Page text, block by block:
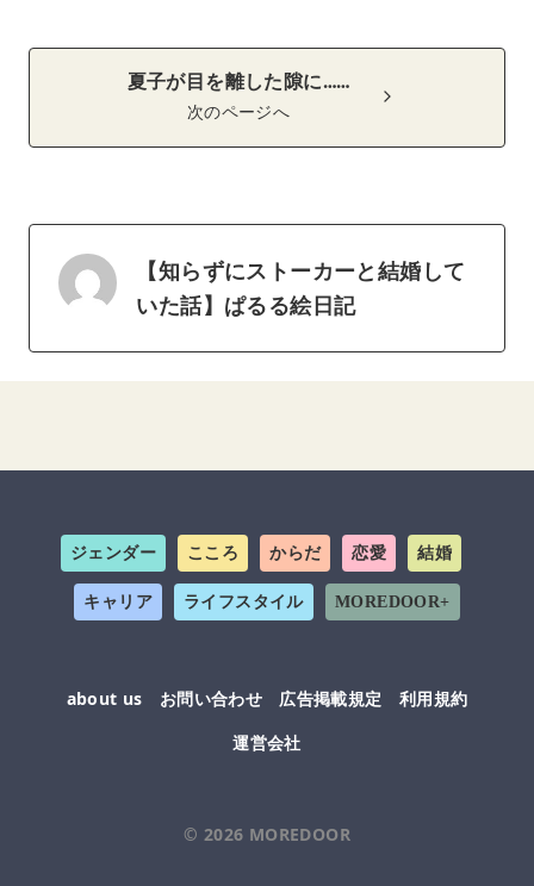
夏子が目を離した隙に……
次のページへ
【知らずにストーカーと結婚して
いた話】ぱるる絵日記
ジェンダー こころ からだ 恋愛 結婚
キャリア ライフスタイル MOREDOOR+
about us お問い合わせ 広告掲載規定
利用規約
運営会社
© 2026 MOREDOOR